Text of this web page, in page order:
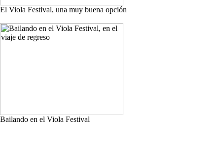
El Viola Festival, una muy buena opción
Bailando en el Viola Festival